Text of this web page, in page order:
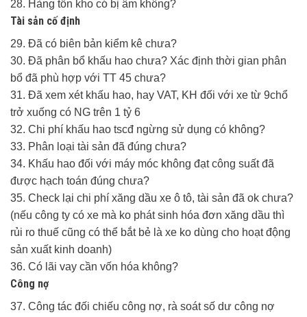
28. Hàng tồn kho có bị âm không?
Tài sản cố định
29. Đã có biên bản kiểm kê chưa?
30. Đã phân bổ khấu hao chưa? Xác định thời gian phân
bổ đã phù hợp với TT 45 chưa?
31. Đã xem xét khấu hao, hay VAT, KH đối với xe từ 9chổ
trở xuống có NG trên 1 tỷ 6
32. Chi phí khấu hao tscđ ngừng sử dụng có không?
33. Phân loại tài sản đã đúng chưa?
34. Khấu hao đối với máy móc không đạt công suất đã
được hạch toán đúng chưa?
35. Check lại chi phí xăng dầu xe ô tô, tài sản đã ok chưa?
(nếu công ty có xe mà ko phát sinh hóa đơn xăng dầu thì
rủi ro thuế cũng có thể bắt bẻ là xe ko dùng cho hoạt động
sản xuất kinh doanh)
36. Có lãi vay cần vốn hóa không?
Công nợ
37. Công tác đối chiếu công nợ, rà soát số dư công nợ